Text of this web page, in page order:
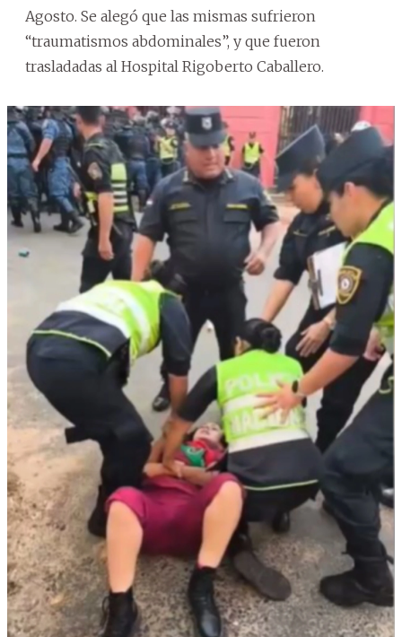
Agosto. Se alegó que las mismas sufrieron
“traumatismos abdominales”, y que fueron
trasladadas al Hospital Rigoberto Caballero.